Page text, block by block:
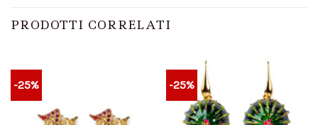
PRODOTTI CORRELATI
-25% -25%